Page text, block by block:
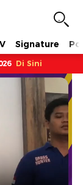
Signature
Di Sini